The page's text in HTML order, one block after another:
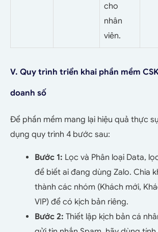
cho
nhân
viên.
V. Quy trình triển khai phần mềm
doanh số
Để phần mềm mang lại hiệu quả thực
dụng quy trình 4 bước sau:
Bước 1: Lọc và Phân loại Data,
để biết ai đang dùng Zalo. Chia
thành các nhóm (Khách mới,
VIP) để có kịch bản riêng.
Bước 2: Thiết lập kịch bản cá